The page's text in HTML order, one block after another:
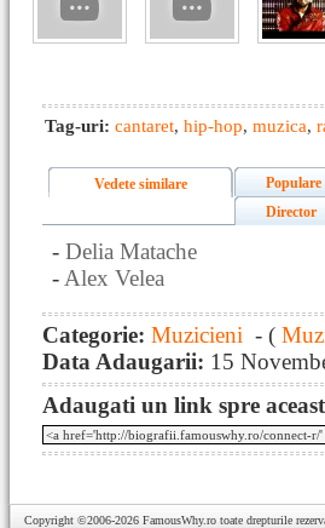
Tag-uri: cantaret, hip-hop, muzica,
Vedete similare Populare
Director
- Delia Matache
- Alex Velea
Categorie: Muzicieni - (
Data Adaugarii: 15
Adaugati un link spre
Copyright ©2006-2026 FamousWhy.ro toate drepturile